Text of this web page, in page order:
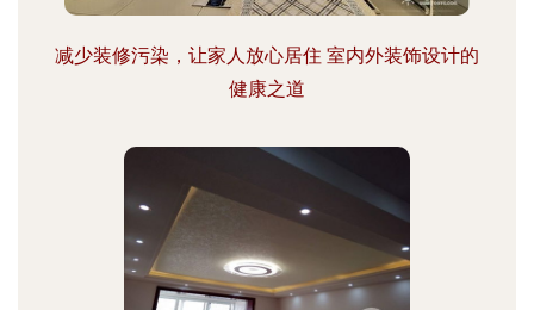
减少装修污染，让家人放心居住 室内外装饰设计的
健康之道